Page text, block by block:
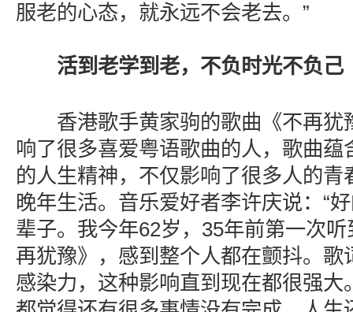
服老的心态，就永远不会老去。”
活到老学到老，不负时光不负己
香港歌手黄家驹的歌曲《不再犹
响了很多喜爱粤语歌曲的人，歌曲蕴
的人生精神，不仅影响了很多人的青
晚年生活。音乐爱好者李许庆说：“
辈子。我今年62岁，35年前第一次
再犹豫》，感到整个人都在颤抖。歌
感染力，这种影响直到现在都很强大